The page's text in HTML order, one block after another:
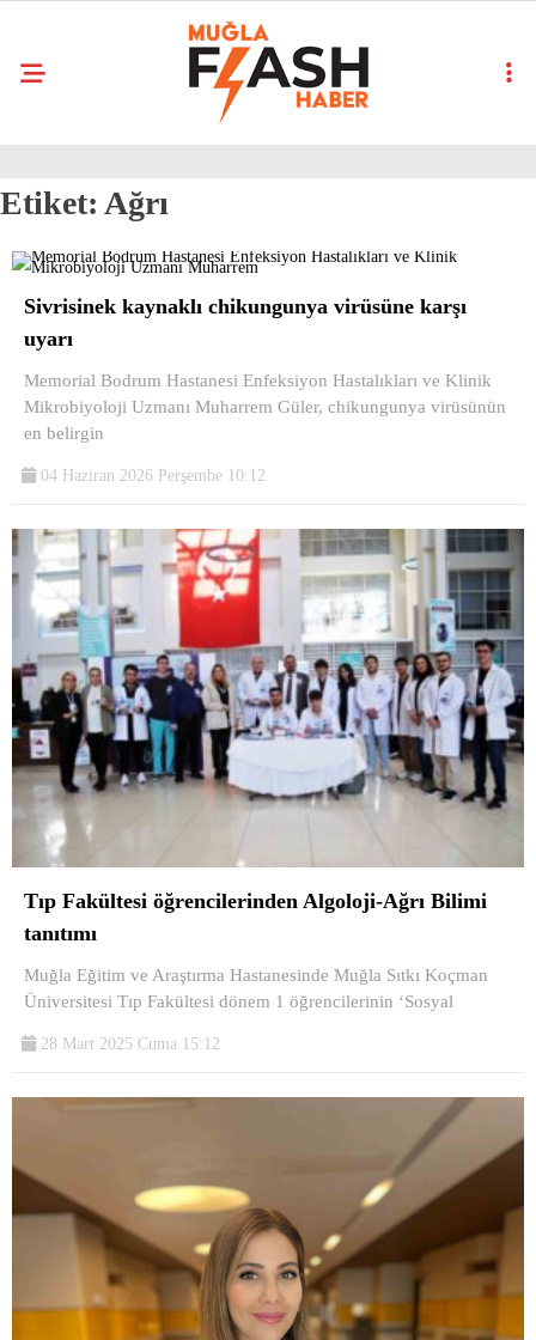
Etiket: Ağrı
Sivrisinek kaynaklı chikungunya virüsüne karşı
uyarı
Memorial Bodrum Hastanesi Enfeksiyon Hastalıkları ve Klinik
Mikrobiyoloji Uzmanı Muharrem Güler, chikungunya virüsünün
en belirgin
04 Haziran 2026 Perşembe 10:12
Tıp Fakültesi öğrencilerinden Algoloji-Ağrı Bilimi
tanıtımı
Muğla Eğitim ve Araştırma Hastanesinde Muğla Sıtkı Koçman
Üniversitesi Tıp Fakültesi dönem 1 öğrencilerinin ‘Sosyal
28 Mart 2025 Cuma 15:12